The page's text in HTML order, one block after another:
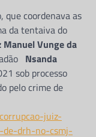
que coordenava as
da tentaiva do
Manuel Vunge da
Nsanda
sob processo
pelo crime de
juiz-
de-drh-no-csmj-